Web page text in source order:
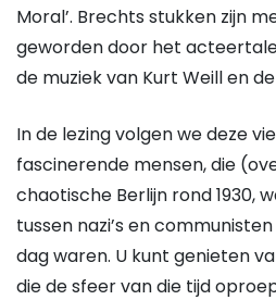
Moral’. Brechts stukken zijn
geworden door het
de muziek van Kurt Weill en
In de lezing volgen we deze
fascinerende mensen, die
chaotische Berlijn rond 1930,
tussen nazi’s en
dag waren. U kunt genieten
die de sfeer van die tijd